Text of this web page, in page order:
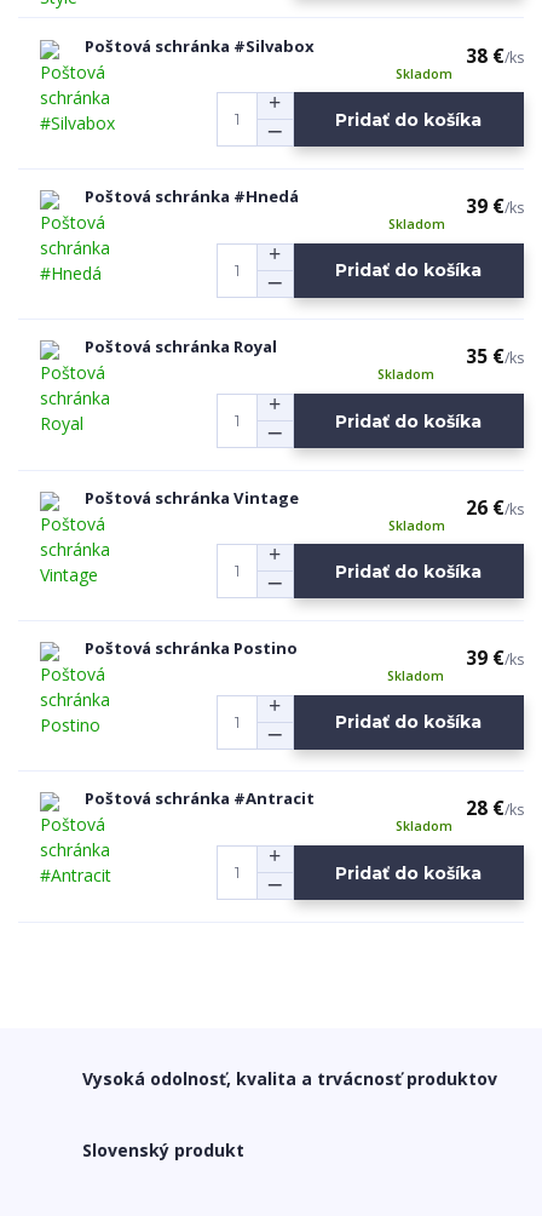
Poštová schránka #Silvabox 38 €/ks
Skladom
Pridať do košíka
Poštová schránka #Hnedá 39 €/ks
Skladom
Pridať do košíka
Poštová schránka Royal 35 €/ks
Skladom
Pridať do košíka
Poštová schránka Vintage 26 €/ks
Skladom
Pridať do košíka
Poštová schránka Postino 39 €/ks
Skladom
Pridať do košíka
Poštová schránka #Antracit 28 €/ks
Skladom
Pridať do košíka
Vysoká odolnosť, kvalita a trvácnosť produktov
Slovenský produkt